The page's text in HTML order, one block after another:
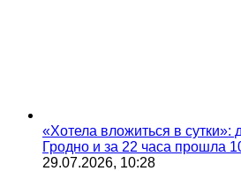
«Хотела вложиться в сутки»:
Гродно и за 22 часа прошла
29.07.2026, 10:28